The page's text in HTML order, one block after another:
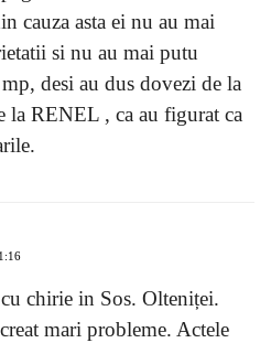
cauza asta ei nu au mai
si nu au mai putu
desi au dus dovezi de la
RENEL , ca au figurat ca
chirie in Sos. Olteniței.
mari probleme. Actele